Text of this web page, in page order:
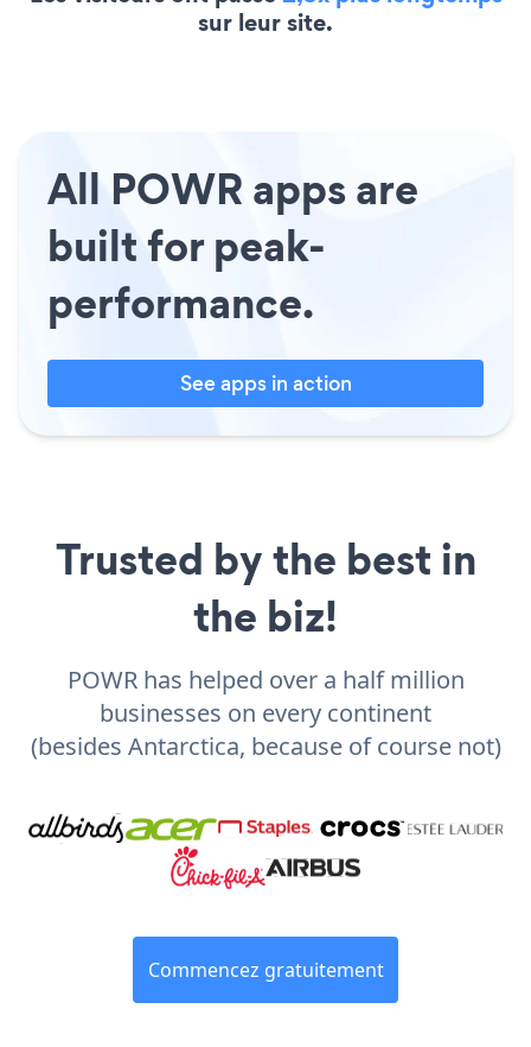
sur leur site.
All POWR apps are
built for peak-
performance.
See apps in action
Trusted by the best in
the biz!
POWR has helped over a half million
businesses on every continent
(besides Antarctica, because of course not)
Commencez gratuitement